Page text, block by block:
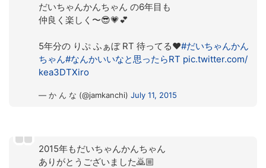
だいちゃんかんちゃん の6年目も
仲良く楽しく〜😎💗💕
5年分の りぷ ふぁぼ RT 待ってる❤️#だいちゃんかん
ちゃん#なんかいいなと思ったらRT pic.twitter.com/
kea3DTXiro
— か ん な (@jamkanchi) July 11, 2015
2015年もだいちゃんかんちゃん
ありがとうございました🙇🏼